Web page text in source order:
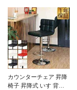
カウンターチェア 昇降
椅子 昇降式 いす 背も